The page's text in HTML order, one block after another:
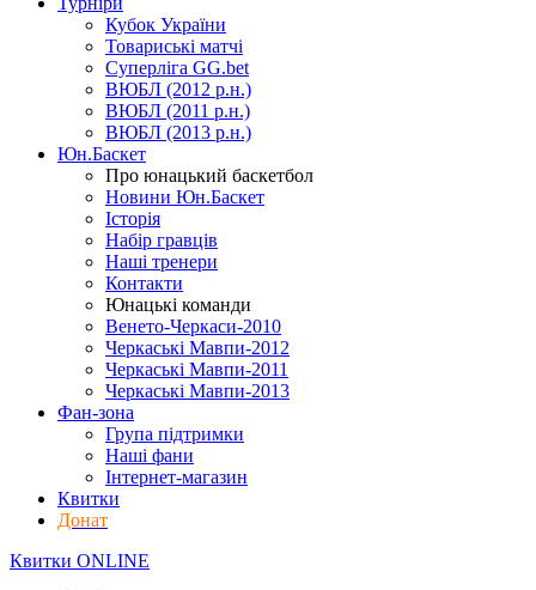
Кубок України
Товариські матчі
Суперліга GG.bet
ВЮБЛ (2012 р.н.)
ВЮБЛ (2011 р.н.)
ВЮБЛ (2013 р.н.)
Юн.Баскет
Про юнацький баскетбол
Новини Юн.Баскет
Історія
Набір гравців
Наші тренери
Контакти
Юнацькі команди
Венето-Черкаси-2010
Черкаські Мавпи-2012
Черкаські Мавпи-2011
Черкаські Мавпи-2013
Фан-зона
Група підтримки
Наші фани
Інтернет-магазин
Квитки
Донат
Квитки ONLINE